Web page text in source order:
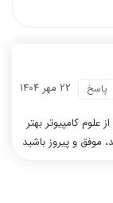
22 مهر 1404 پاسخ
کامپیوتر بهتر
موفق و پیروز باشید